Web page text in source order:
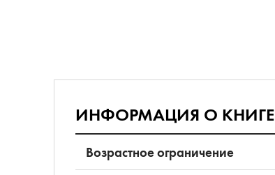
ИНФОРМАЦИЯ О КНИГЕ
Возрастное ограничение